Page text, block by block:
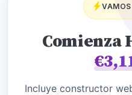
Comienza
Incluye constructor